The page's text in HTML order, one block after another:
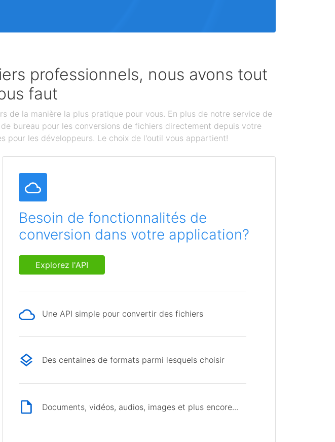
professionnels, nous avons tout
faut
de la manière la plus pratique pour vous. En plus de notre service de
bureau pour les conversions de fichiers directement depuis votre
pour les développeurs. Le choix de l'outil vous appartient!
Besoin de fonctionnalités de
conversion dans votre application?
Explorez l'API
Une API simple pour convertir des fichiers
Des centaines de formats parmi lesquels choisir
Documents, vidéos, audios, images et plus encore...